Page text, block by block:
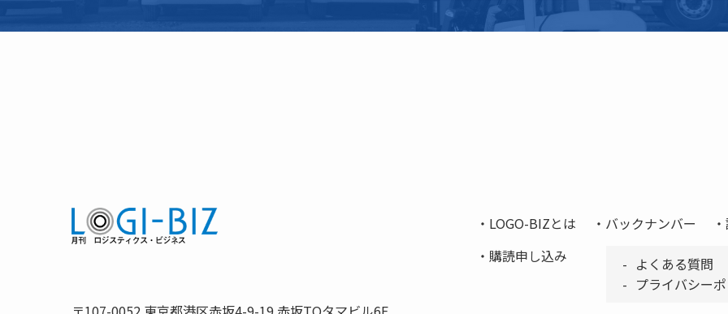
LOGO-BIZとは バックナンバー
購読申し込み
よくある質問
プライバシー